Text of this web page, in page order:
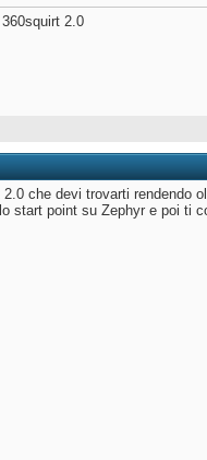
2.0
che devi trovarti rendendo
start point su Zephyr e poi ti